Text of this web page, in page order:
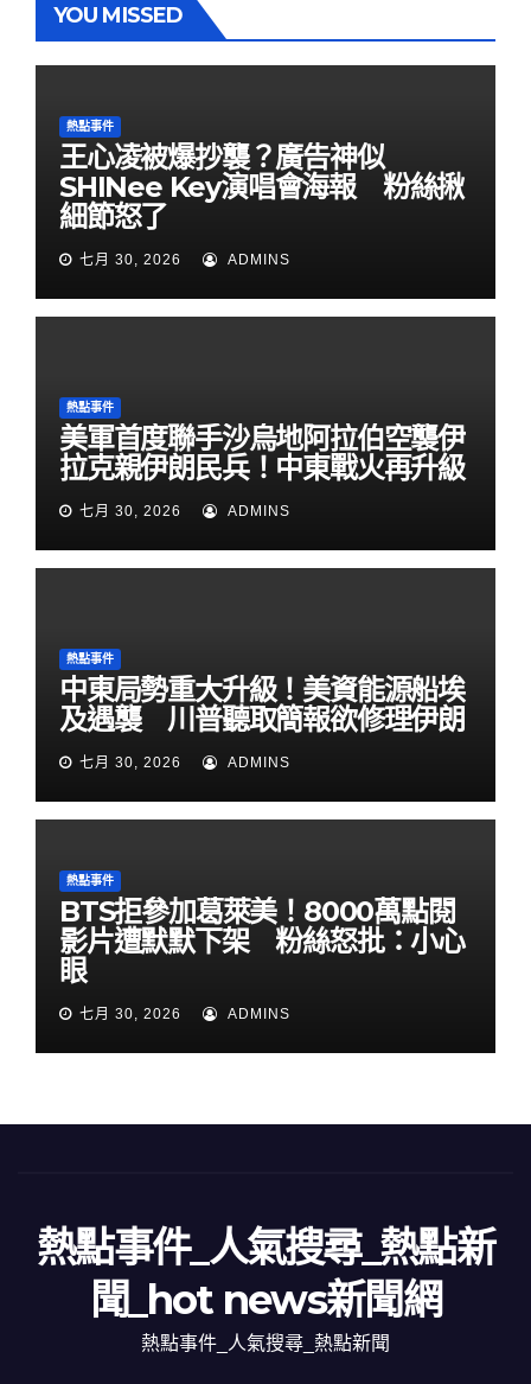
YOU MISSED
熱點事件
王心凌被爆抄襲？廣告神似
SHINee Key演唱會海報 粉絲揪
細節怒了
七月 30, 2026 ADMINS
熱點事件
美軍首度聯手沙烏地阿拉伯空襲伊
拉克親伊朗民兵！中東戰火再升級
七月 30, 2026 ADMINS
熱點事件
中東局勢重大升級！美資能源船埃
及遇襲 川普聽取簡報欲修理伊朗
七月 30, 2026 ADMINS
熱點事件
BTS拒參加葛萊美！8000萬點閱
影片遭默默下架 粉絲怒批：小心
眼
七月 30, 2026 ADMINS
熱點事件_人氣搜尋_熱點新
聞_hot news新聞網
熱點事件_人氣搜尋_熱點新聞